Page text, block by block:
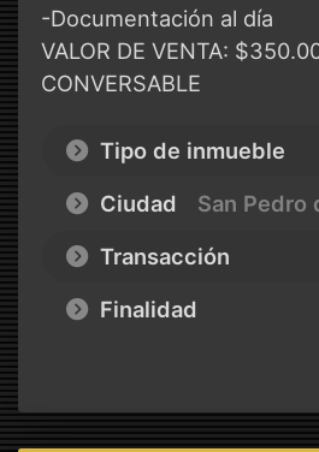
-Documentación al día
VALOR DE VENTA:
CONVERSABLE
Tipo de inmueble
Ciudad
San Pedro
Transacción
Finalidad